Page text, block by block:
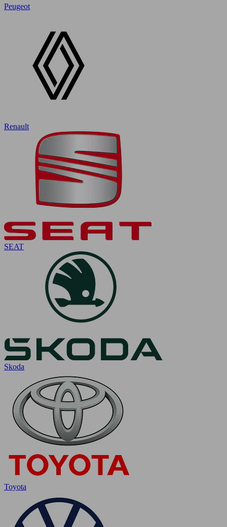
Peugeot
Renault
SEAT
Skoda
Toyota